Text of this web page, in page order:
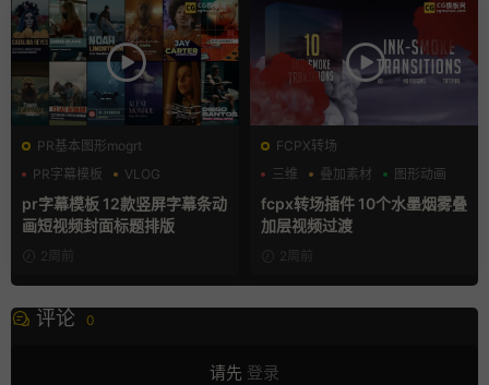
PR基本图形mogrt
PR字幕模板
VLOG
人物介绍
pr字幕模板 12款竖屏字幕条动
画短视频封面标题排版
2周前
FCPX转场
三维
叠加素材 图形动画
fcpx转场插件 10个水墨烟雾叠
加层视频过渡
2周前
评论 0
请先 登录